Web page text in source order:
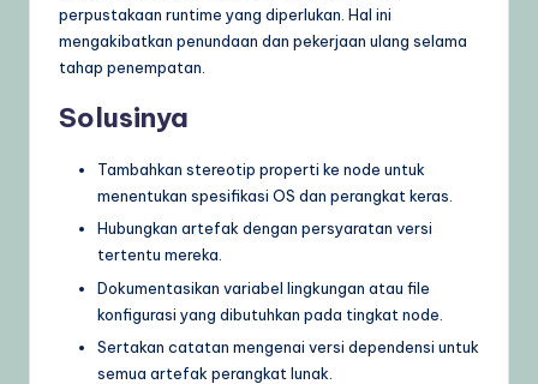
perpustakaan runtime yang diperlukan. Hal ini
mengakibatkan penundaan dan pekerjaan ulang selama
tahap penempatan.
Solusinya
Tambahkan stereotip properti ke node untuk
menentukan spesifikasi OS dan perangkat keras.
Hubungkan artefak dengan persyaratan versi
tertentu mereka.
Dokumentasikan variabel lingkungan atau file
konfigurasi yang dibutuhkan pada tingkat node.
Sertakan catatan mengenai versi dependensi untuk
semua artefak perangkat lunak.